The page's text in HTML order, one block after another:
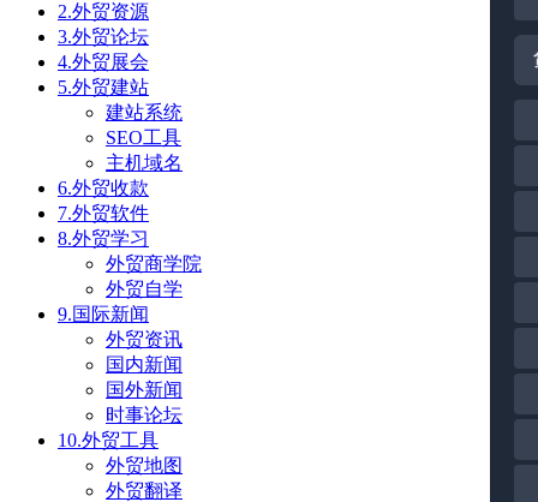
2.外贸资源
3.外贸论坛
4.外贸展会
5.外贸建站
建站系统
SEO工具
主机域名
6.外贸收款
7.外贸软件
8.外贸学习
外贸商学院
外贸自学
9.国际新闻
外贸资讯
国内新闻
国外新闻
时事论坛
10.外贸工具
外贸地图
外贸翻译